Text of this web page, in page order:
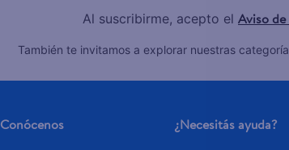
Al suscribirme, acepto el Aviso de
También te invitamos a explorar nuestras
Conócenos ¿Necesitás ayuda?